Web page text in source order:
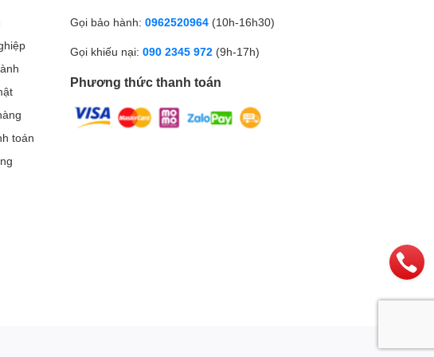
lên
lưng,Que lấy SIM
toán
Gọi bảo hành: 0962520964 (10h-16h30)
Gọi khiếu nại: 090 2345 972 (9h-17h)
Phương thức thanh toán